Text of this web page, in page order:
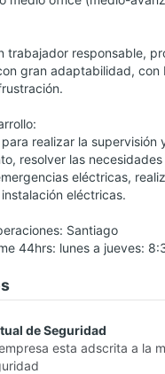
trabajador responsable,
gran adaptabilidad,
realizar la
resolver las
eléctricas,
eléctricas.
Santiago
44hrs: lunes a jueves:
de Seguridad
esta adscrita a la